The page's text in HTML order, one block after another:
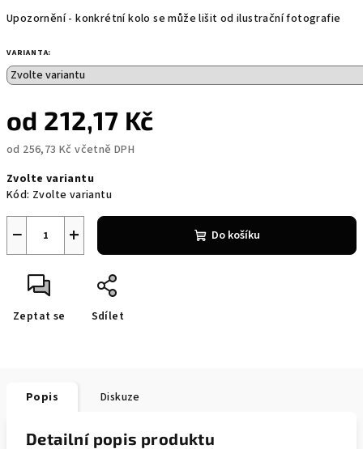
Upozornění - konkrétní kolo se může lišit od ilustrační fotografie
VARIANTA:
od 212,17 Kč
od 256,73 Kč včetně DPH
cena:
Zvolte variantu
Kód: Zvolte variantu
+
− Do košíku
Zeptat se Sdílet
Popis Diskuze
Detailní popis produktu